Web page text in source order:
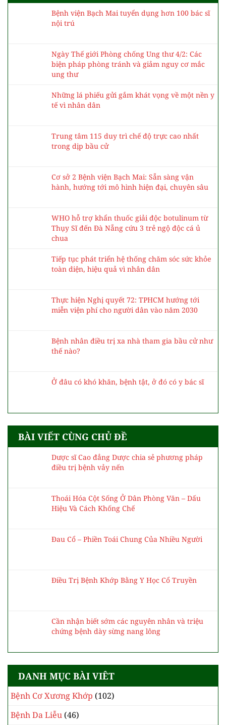
Bệnh viện Bạch Mai tuyển dụng hơn 100 bác sĩ
nội trú
Ngày Thế giới Phòng chống Ung thư 4/2: Các
biện pháp phòng tránh và giảm nguy cơ mắc
ung thư
Những lá phiếu gửi gắm khát vọng về một nền y
tế vì nhân dân
Trung tâm 115 duy trì chế độ trực cao nhất
trong dịp bầu cử
Cơ sở 2 Bệnh viện Bạch Mai: Sẵn sàng vận
hành, hướng tới mô hình hiện đại, chuyên sâu
WHO hỗ trợ khẩn thuốc giải độc botulinum từ
Thụy Sĩ đến Đà Nẵng cứu 3 trẻ ngộ độc cá ủ
chua
Tiếp tục phát triển hệ thống chăm sóc sức khỏe
toàn diện, hiệu quả vì nhân dân
Thực hiện Nghị quyết 72: TPHCM hướng tới
miễn viện phí cho người dân vào năm 2030
Bệnh nhân điều trị xa nhà tham gia bầu cử như
thế nào?
Ở đâu có khó khăn, bệnh tật, ở đó có y bác sĩ
BÀI VIẾT CÙNG CHỦ ĐỀ
Dược sĩ Cao đẳng Dược chia sẻ phương pháp
điều trị bệnh vảy nến
Thoái Hóa Cột Sống Ở Dân Phòng Văn – Dấu
Hiệu Và Cách Khống Chế
Đau Cổ – Phiền Toái Chung Của Nhiều Người
Điều Trị Bệnh Khớp Bằng Y Học Cổ Truyền
Cần nhận biết sớm các nguyên nhân và triệu
chứng bệnh dày sừng nang lông
DANH MỤC BÀI VIÊT
Bệnh Cơ Xương Khớp (102)
Bệnh Da Liễu (46)